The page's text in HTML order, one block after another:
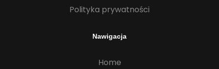
Polityka prywatności
Nawigacja
Home